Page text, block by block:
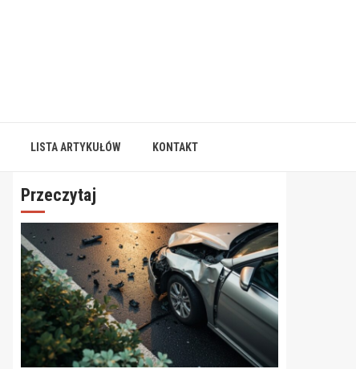
LISTA ARTYKUŁÓW KONTAKT
Przeczytaj